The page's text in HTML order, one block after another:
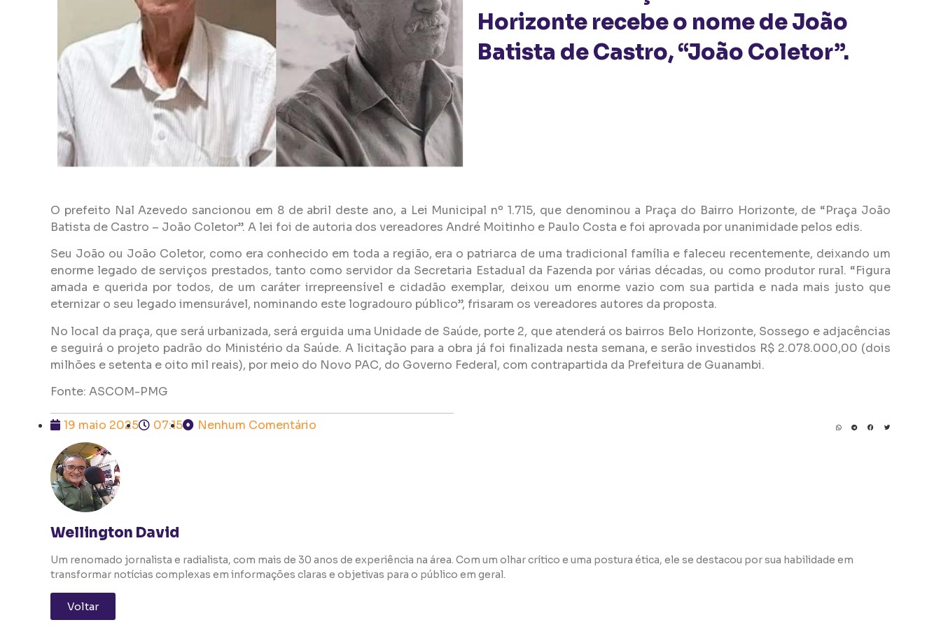
Horizonte recebe o nome de João
Batista de Castro, “João Coletor”.
O prefeito Nal Azevedo sancionou em 8 de abril deste ano, a Lei Municipal nº 1.715, que denominou a Praça do Bairro Horizonte, de “Praça João
Batista de Castro – João Coletor”. A lei foi de autoria dos vereadores André Moitinho e Paulo Costa e foi aprovada por unanimidade pelos edis.
Seu João ou João Coletor, como era conhecido em toda a região, era o patriarca de uma tradicional família e faleceu recentemente, deixando um
enorme legado de serviços prestados, tanto como servidor da Secretaria Estadual da Fazenda por várias décadas, ou como produtor rural. “Figura
amada e querida por todos, de um caráter irrepreensível e cidadão exemplar, deixou um enorme vazio com sua partida e nada mais justo que
eternizar o seu legado imensurável, nominando este logradouro público”, frisaram os vereadores autores da proposta.
No local da praça, que será urbanizada, será erguida uma Unidade de Saúde, porte 2, que atenderá os bairros Belo Horizonte, Sossego e adjacências
e seguirá o projeto padrão do Ministério da Saúde. A licitação para a obra já foi finalizada nesta semana, e serão investidos R$ 2.078.000,00 (dois
milhões e setenta e oito mil reais), por meio do Novo PAC, do Governo Federal, com contrapartida da Prefeitura de Guanambi.
Fonte: ASCOM-PMG
19 maio 2025 07:15 Nenhum Comentário
Wellington David
Um renomado jornalista e radialista, com mais de 30 anos de experiência na área. Com um olhar crítico e uma postura ética, ele se destacou por sua habilidade em
transformar notícias complexas em informações claras e objetivas para o público em geral.
Voltar